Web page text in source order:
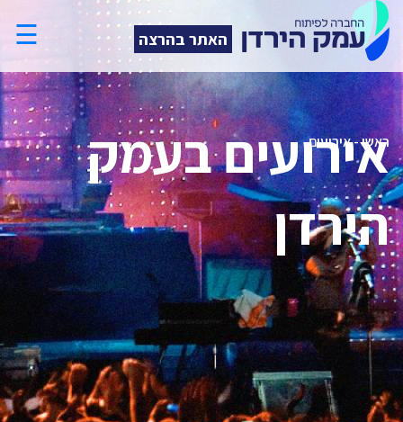
האתר בהרצה ☰
ראשי-אירועים
אירועים בעמק
הירדן